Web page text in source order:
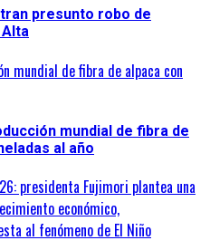
presunto robo de
mundial de fibra de alpaca con
mundial de fibra de
al año
presidenta Fujimori plantea una
económico,
al fenómeno de El Niño